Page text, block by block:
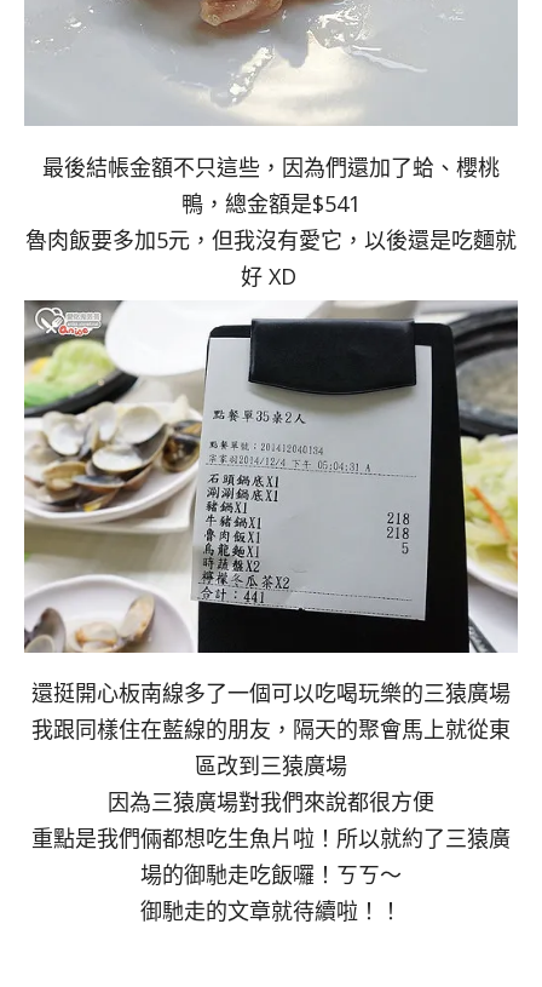
最後結帳金額不只這些，因為們還加了蛤、櫻桃
鴨，總金額是$541
魯肉飯要多加5元，但我沒有愛它，以後還是吃麵就
好 XD
還挺開心板南線多了一個可以吃喝玩樂的三猿廣場
我跟同樣住在藍線的朋友，隔天的聚會馬上就從東
區改到三猿廣場
因為三猿廣場對我們來說都很方便
重點是我們倆都想吃生魚片啦！所以就約了三猿廣
場的御馳走吃飯囉！ㄎㄎ～
御馳走的文章就待續啦！！